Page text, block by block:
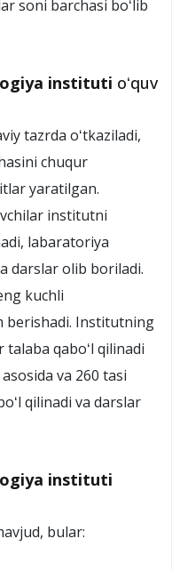
soni barchasi boʻlib
instituti oʻquv
tazrda oʻtkaziladi,
chuqur
yaratilgan.
institutni
labaratoriya
darslar olib boriladi.
kuchli
berishadi. Institutning
talaba qaboʻl qilinadi
va 260 tasi
qilinadi va darslar
instituti
bular: